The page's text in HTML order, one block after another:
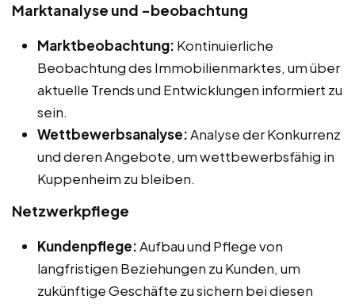
Marktanalyse und -beobachtung
Marktbeobachtung: Kontinuierliche
Beobachtung des Immobilienmarktes, um über
aktuelle Trends und Entwicklungen informiert zu
sein.
Wettbewerbsanalyse:Analyse der Konkurrenz
und deren Angebote, um wettbewerbsfähig in
Kuppenheim zu bleiben.
Netzwerkpflege
Kundenpflege:Aufbau und Pflege von
langfristigen Beziehungen zu Kunden, um
zukünftige Geschäfte zu sichern bei diesen